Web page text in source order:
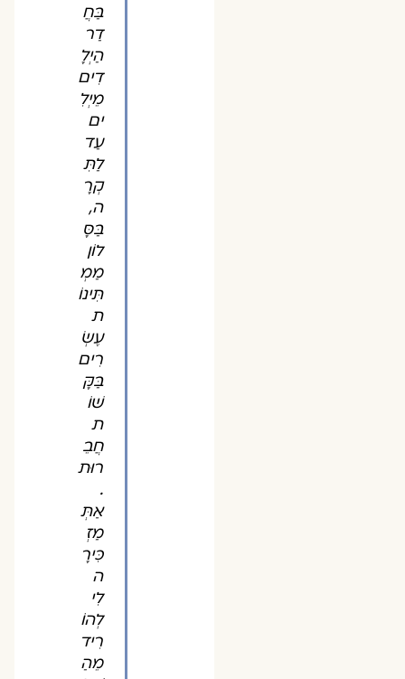
בַּחֲ
דַר
הַיְלָ
דִים
מֵיְלִ
ים
עַד
לַתִּ
קְרָ
ה,
בַּסָּ
לוֹן
מַמְ
תִּינוֹ
ת
עֶשְׂ
רִים
בַּקָּ
שׁוֹ
ת
חֲבֵ
רוּת
אַתְּ
מַזְ
כִּירָ
ה
לִי
לְהוֹ
רִיד
מֵהַ